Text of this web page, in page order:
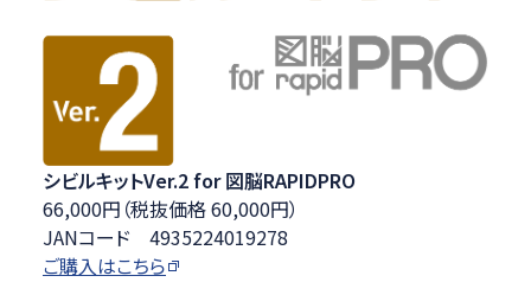
シビルキットVer.2 for 図脳RAPIDPRO
66,000円（税抜価格 60,000円）
JANコード 4935224019278
ご購入はこちら